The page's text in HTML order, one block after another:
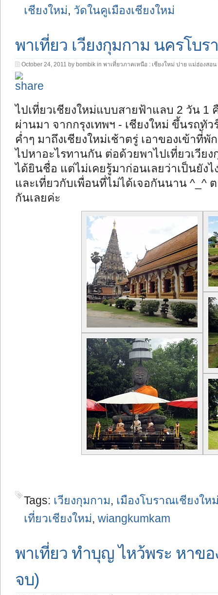
เชียงใหม่, วัดในคูเมืองเชียงใหม่
พาเที่ยว เวียงกุมกาม นครโบ
October 24, 2011 by bombik in พาเที่ยวภาคเหนือ : เชียงใหม่ ปาย แม่ฮ่องสอน
ไปเที่ยวเชียงใหม่แบบสายฟ้าแลบ 2 วัน 1
ผ่านมา จากกรุงเทพฯ - เชียงใหม่ ขึ้นรถทั
ค่ำๆ มาถึงเชียงใหม่เช้าตรู่ เอาของเข้าที่ั
ไปหาอะไรทานกัน ต่อด้วยพาไปเที่ยวเวีย
ได้ยินชื่อ แต่ไม่เคยรู้มาก่อนเลยว่าเป็นยัง
และเที่ยวกับเพื่อนที่ไม่ได้เจอกันนาน ^_^
กันเลยค่ะ
Tags: เวียงกุมกาม, เมืองโบราณเชียงให
เที่ยวเชียงใหม่, wiangkumkam
พาเที่ยว ทำบุญ ไหว้พระ หาขอ
จบ)